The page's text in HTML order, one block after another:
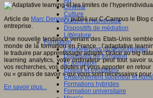
Cinéma
Culture
Culture et numérique
Dispositifs de médiation
Littérature
Formation
Compétences professionnelles
Dispositifs de formation
E- formation
Enjeux et évolutions
Enseignement supérieur et
Formations hybrides
Formation universitaire
Article de Marc Dennerypublié sur C-Campus le Blog
entreprise.
Une nouvelle tendance venant des Etats-Unis
monde de la formation en France : l’adaptative
le traduire par apprentissage adapté. Grâce au big
learning analytics, votre ordinateur peut tout savoir
vos recherches, vos doutes et vous apporter en
ou « grains de savoir » qui vous sont nécessaires pour
En savoir plus...